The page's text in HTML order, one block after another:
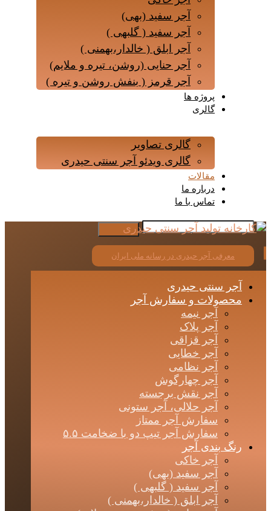
آجر سفید (بهی)
آجر سفید ( گلبهی )
آجر ابلق ( خالدار،بهمنی )
آجر حنایی (روشن، تیره و ملایم)
آجر قرمز ( بنفش روشن و تیره )
پروژه ها
گالری
گالری تصاویر
گالری ویدئو آجر سنتی حیدری
مقالات
درباره ما
تماس با ما
معرفی آجر حیدری در رسانه ملی ایران
آجر سنتی حیدری
محصولات و سفارش آجر
آجر نیمه
آجر پلاک
آجر قزاقی
آجر خطایی
آجر نظامی
آجر چهارگوش
آجر نقش برجسته
آجر حلالی، آجر ستونی
سفارش آجر ممتاز
سفارش آجر تیپ دو با ضخامت ۵.۵
رنگ بندی آجر
آجر خاکی
آجر سفید (بهی)
آجر سفید ( گلبهی )
آجر ابلق ( خالدار،بهمنی )